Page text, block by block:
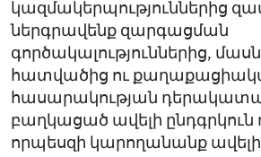
կազմակերպություններից
ներգրավենք զարգացման
գործակալություններից,
հատվածից ու
հասարակության
բաղկացած ավելի ընդգրկուն
որպեսզի կարողանանք ավելի